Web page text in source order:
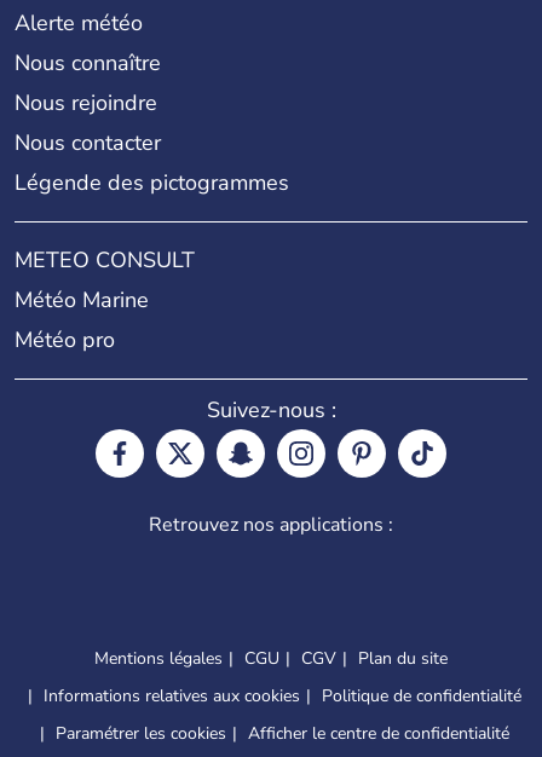
Alerte météo
Nous connaître
Nous rejoindre
Nous contacter
Légende des pictogrammes
METEO CONSULT
Météo Marine
Météo pro
Suivez-nous :
Retrouvez nos applications :
Mentions légales CGU CGV
Plan du site
Informations relatives aux cookies
Politique de confidentialité
Paramétrer les cookies
Afficher le centre de confidentialité